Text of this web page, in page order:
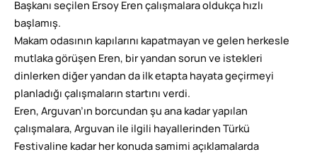
Başkanı seçilen Ersoy Eren çalışmalara oldukça hızlı
başlamış.
Makam odasının kapılarını kapatmayan ve gelen herkesle
mutlaka görüşen Eren, bir yandan sorun ve istekleri
dinlerken diğer yandan da ilk etapta hayata geçirmeyi
planladığı çalışmaların startını verdi.
Eren, Arguvan’ın borcundan şu ana kadar yapılan
çalışmalara, Arguvan ile ilgili hayallerinden Türkü
Festivaline kadar her konuda samimi açıklamalarda